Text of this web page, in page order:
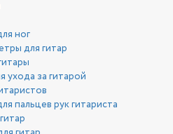
ног
для гитар
ухода за гитарой
пальцев рук гитариста